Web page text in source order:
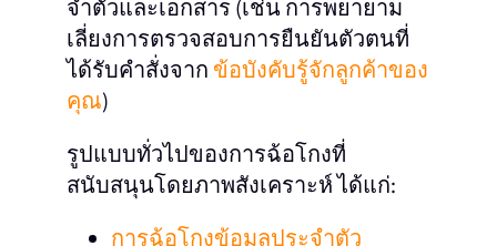
จําตัวและเอกสาร (เช่น การพยายาม
เลี่ยงการตรวจสอบการยืนยันตัวตนที่
ได้รับคําสั่งจาก ข้อบังคับรู้จักลูกค้าของ
คุณ)
รูปแบบทั่วไปของการฉ้อโกงที่
สนับสนุนโดยภาพสังเคราะห์ ได้แก่:
การฉ้อโกงข้อมูลประจําตัว